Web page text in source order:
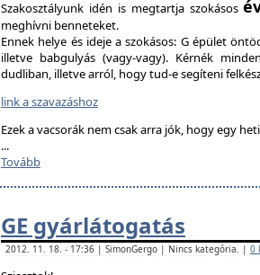
Szakosztályunk idén is megtartja szokásos
meghívni benneteket.
Ennek helye és ideje a szokásos: G épület
illetve babgulyás (vagy-vagy). Kérnék
dudliban, illetve arról, hogy tud-e segíteni
link a szavazáshoz
Ezek a vacsorák nem csak arra jók, hogy egy
...
Tovább
GE gyárlátogatás
2012. 11. 18. - 17:36 | SimonGergo | Nincs kategória. | 0